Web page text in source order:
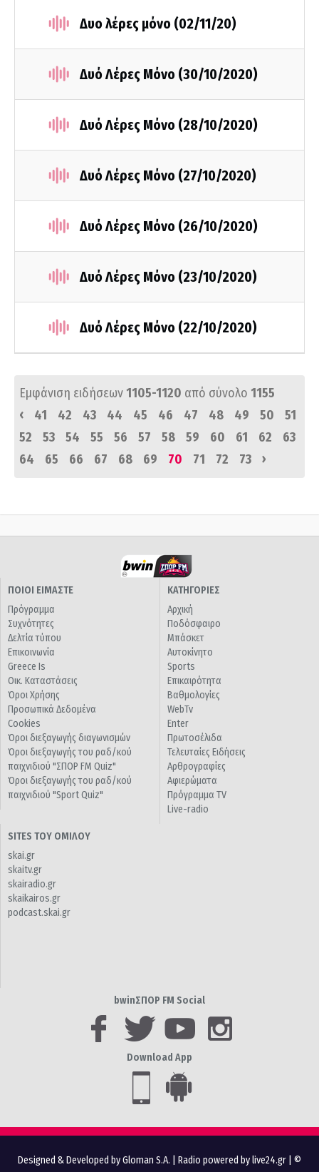
Δυο λέρες μόνο (02/11/20)
Δυό Λέρες Μόνο (30/10/2020)
Δυό Λέρες Μόνο (28/10/2020)
Δυό Λέρες Μόνο (27/10/2020)
Δυό Λέρες Μόνο (26/10/2020)
Δυό Λέρες Μόνο (23/10/2020)
Δυό Λέρες Μόνο (22/10/2020)
Εμφάνιση ειδήσεων1105-1120 από σύνολο 1155
‹
41 42 43 44 45 46 47 48 49 50
51
52
53 54 55 56 57 58 59 60 61 62
63
64
65 66 67 68 69 70 71 72 73 ›
ΠΟΙΟΙ ΕΙΜΑΣΤΕ
Πρόγραμμα
Συχνότητες
Δελτία τύπου
Επικοινωνία
Greece Is
Οικ. Καταστάσεις
Όροι Χρήσης
Προσωπικά Δεδομένα
Cookies
Όροι διεξαγωγής διαγωνισμών
Όροι διεξαγωγής του ραδ/κού
παιχνιδιού "ΣΠΟΡ FM Quiz"
Όροι διεξαγωγής του ραδ/κού
παιχνιδιού "Sport Quiz"
ΚΑΤΗΓΟΡΙΕΣ
Αρχική
Ποδόσφαιρο
Μπάσκετ
Αυτοκίνητο
Sports
Επικαιρότητα
Βαθμολογίες
WebTv
Enter
Πρωτοσέλιδα
Τελευταίες Ειδήσεις
Αρθρογραφίες
Αφιερώματα
Πρόγραμμα TV
Live-radio
SITES ΤΟΥ ΟΜΙΛΟΥ
skai.gr
skaitv.gr
skairadio.gr
skaikairos.gr
podcast.skai.gr
bwinΣΠΟΡ FM Social
Download App
Designed & Developed by Gloman S.A. Radio powered by live24.gr | ©